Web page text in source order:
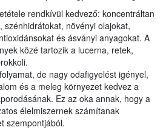
rendkívül kedvező: koncentráltan
szénhidrátokat, növényi olajokat,
és ásványi anyagokat. A
közé tartozik a lucerna, retek,
de nagy odafigyelést igényel,
és a meleg környezet kedvez a
Ez az oka annak, hogy a
élelmiszernek számítanak
szempontjából.